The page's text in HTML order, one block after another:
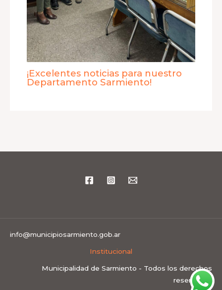
¡Excelentes noticias para nuestro
Departamento Sarmiento!
info@municipiosarmiento.gob.ar
Institucional
Municipalidad de Sarmiento - Todos los derechos
reservados